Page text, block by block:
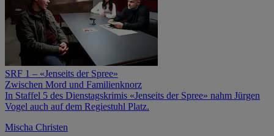
SRF 1 – «Jenseits der Spree»
Zwischen Mord und Familienknorz
In Staffel 5 des Dienstagskrimis «Jenseits der Spree» nahm Jürgen
Vogel auch auf dem Regiestuhl Platz.
Mischa Christen